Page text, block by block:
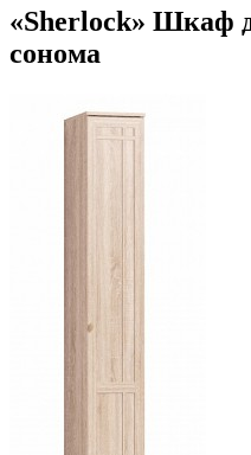
«Sherlock» Шкаф
сонома